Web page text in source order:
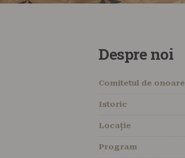
Despre noi
Comitetul de onoare
Istoric
Locație
Program